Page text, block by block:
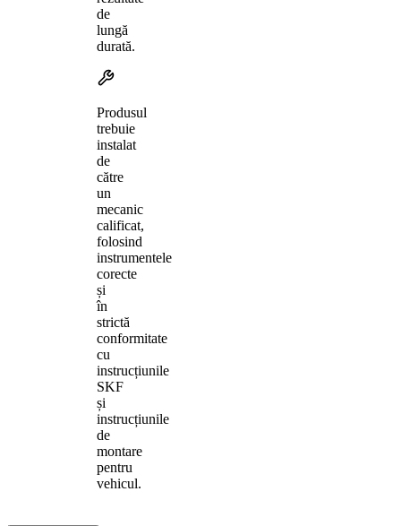
de
lungă
durată.
Produsul
trebuie
instalat
de
către
un
mecanic
calificat,
folosind
instrumentele
corecte
și
în
strictă
conformitate
cu
instrucțiunile
SKF
și
instrucțiunile
de
montare
pentru
vehicul.